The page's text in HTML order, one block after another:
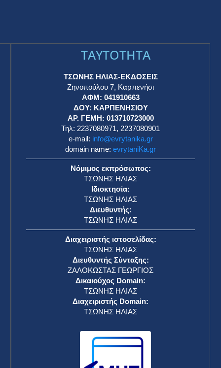
TAYTOTHTA
ΤΣΩΝΗΣ ΗΛΙΑΣ-ΕΚΔΟΣΕΙΣ
Ζηνοπούλου 7, Καρπενήσι
ΑΦΜ: 041910663
ΔΟΥ: ΚΑΡΠΕΝΗΣΙΟΥ
ΑΡ. ΓΕΜΗ: 013710723000
Τηλ: 2237080971, 2237080901
e-mail: info@evrytanika.gr
domain name: evrytaniKa.gr
Νόμιμος εκπρόσωπος:
ΤΣΩΝΗΣ ΗΛΙΑΣ
Ιδιοκτησία:
ΤΣΩΝΗΣ ΗΛΙΑΣ
Διευθυντής:
ΤΣΩΝΗΣ ΗΛΙΑΣ
Διαχειριστής ιστοσελίδας:
ΤΣΩΝΗΣ ΗΛΙΑΣ
Διευθυντής Σύνταξης:
ΖΑΛΟΚΩΣΤΑΣ ΓΕΩΡΓΙΟΣ
Δικαιούχος Domain:
ΤΣΩΝΗΣ ΗΛΙΑΣ
Διαχειριστής Domain:
ΤΣΩΝΗΣ ΗΛΙΑΣ